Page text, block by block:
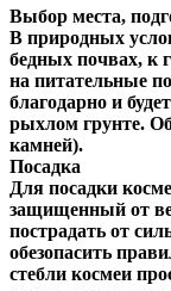
места,
В природных
бедных почвах, к
на питательные
благодарно и
рыхлом грунте.
камней).
Посадка
Для посадки
защищенный от
пострадать от
обезопасить
стебли космеи